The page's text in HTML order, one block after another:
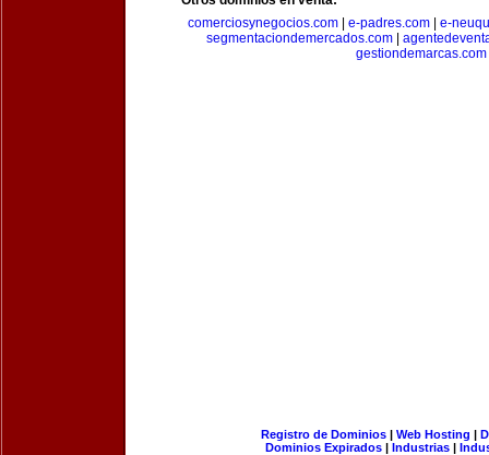
comerciosynegocios.com| e-padres.com| e-
segmentaciondemercados.com
gestiondemarcas.com
Registro de Dominios| Web Hosting |
Dominios Expirados | Industrias |